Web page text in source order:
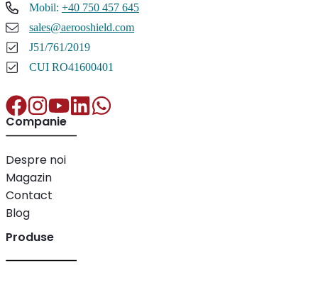
Mobil: +40 750 457 645
sales@aerooshield.com
J51/761/2019
CUI RO41600401
Companie
Despre noi
Magazin
Contact
Blog
Produse